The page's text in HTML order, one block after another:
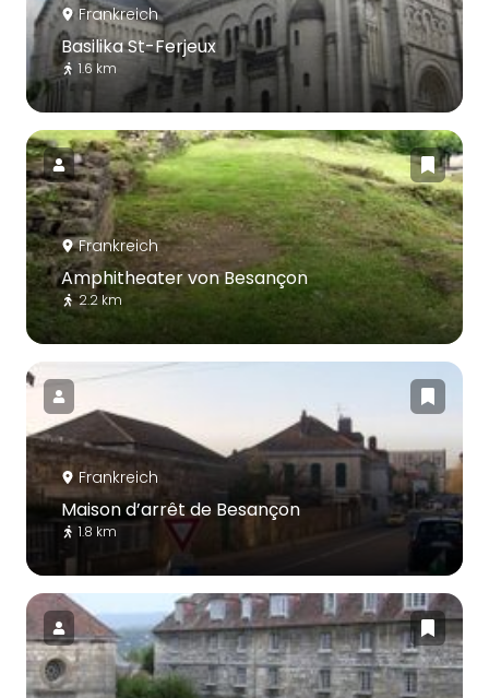
Frankreich
Basilika St-Ferjeux
1.6 km
Frankreich
Amphitheater von Besançon
2.2 km
Frankreich
Maison d’arrêt de Besançon
1.8 km